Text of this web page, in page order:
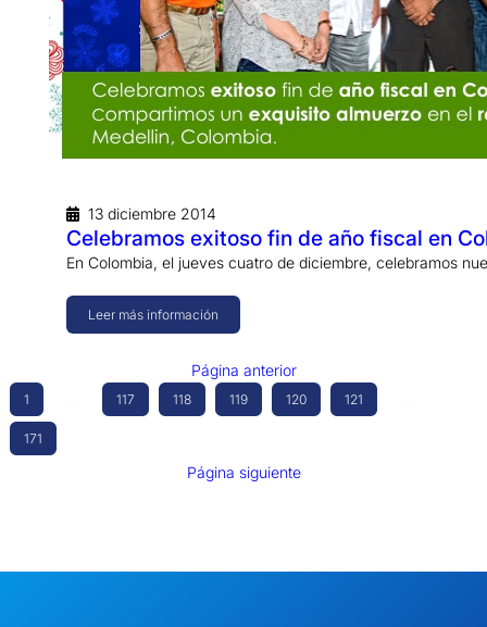
13 diciembre 2014
Celebramos exitoso fin de año fiscal en
En Colombia, el jueves cuatro de diciembre, celebramos
Leer más información
Página anterior
1 117 118 119 120 121
171
Página siguiente